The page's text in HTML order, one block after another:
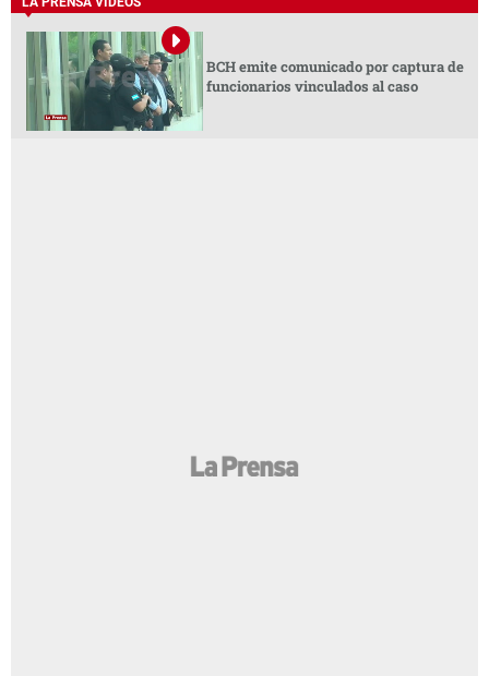
BCH emite comunicado por captura de
funcionarios vinculados al caso